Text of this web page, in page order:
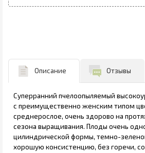
Описание Отзывы
Суперранний пчелоопыляемый
с преимущественно женским типом
среднерослое, очень здорово на
сезона выращивания. Плоды очень
цилиндрической формы, темно-
хорошую консистенцию, без горечи,